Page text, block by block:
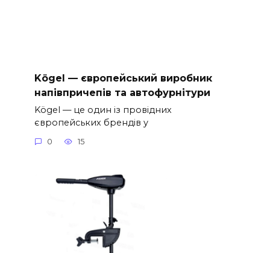
Kögel — європейський виробник
напівпричепів та автофурнітури
Kögel — це один із провідних
європейських брендів у
0 15